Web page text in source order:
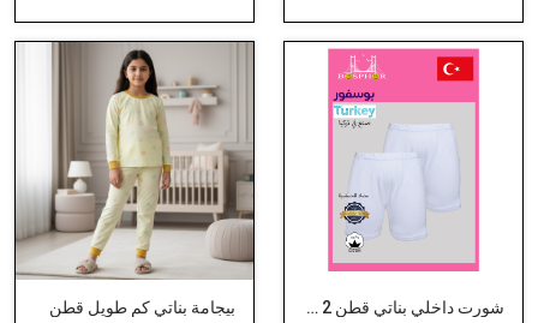
شورت داخلي بناتي قطن 2 حبة بيجامة بناتي كم طويل قطن